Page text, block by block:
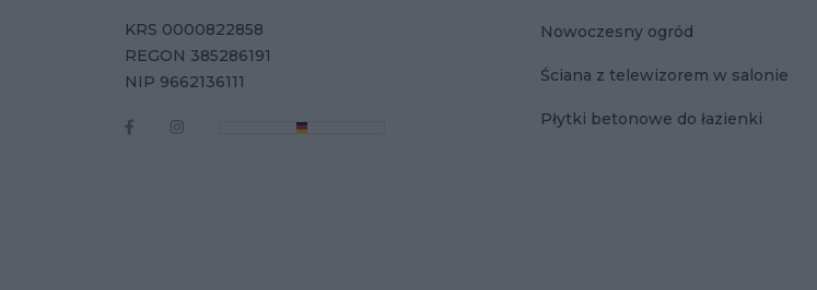
Nowoczesny ogród
Ściana z telewizorem w salonie
Płytki betonowe do łazienki
KRS 0000822858
REGON 385286191
NIP 9662136111